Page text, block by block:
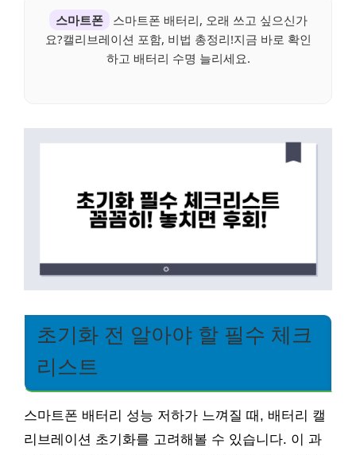
스마트폰
스마트폰 배터리, 오래 쓰고 싶으신가
요?캘리브레이션 포함, 비법 총정리!지금 바로 확인
하고 배터리 수명 늘리세요.
초기화 전 알아야 할 필수 체크
리스트
스마트폰 배터리 성능 저하가 느껴질 때, 배터리 캘
리브레이션 초기화를 고려해볼 수 있습니다. 이 과